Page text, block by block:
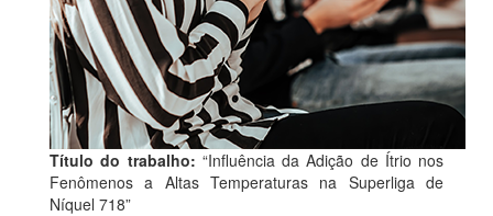
Título do trabalho: “Influência da Adição de Ítrio nos
Fenômenos a Altas Temperaturas na Superliga de
Níquel 718”